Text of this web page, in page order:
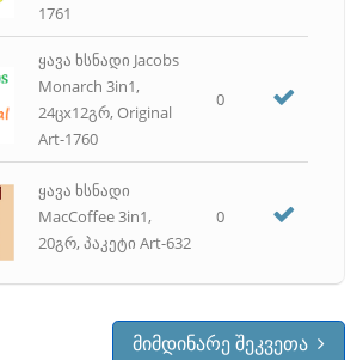
1761
ყავა ხსნადი Jacobs
Monarch 3in1,
24ცx12გრ, Original
Art-1760
0
ყავა ხსნადი
MacCoffee 3in1,
20გრ, პაკეტი Art-632
0
მიმდინარე შეკვეთა